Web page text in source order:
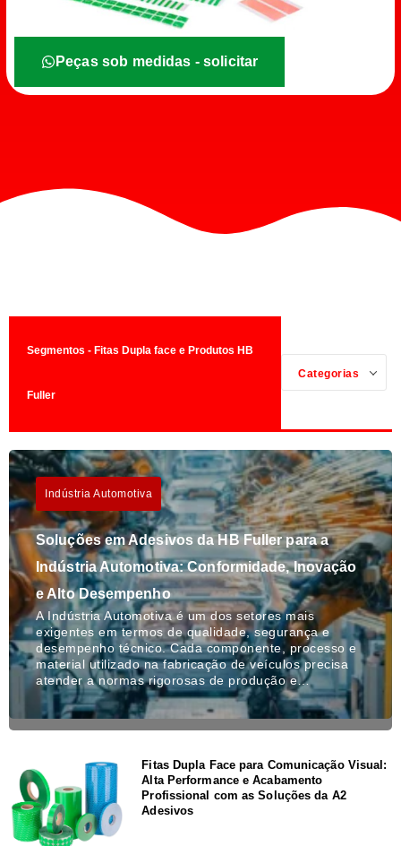
Peças sob medidas - solicitar
Segmentos - Fitas Dupla face e Produtos HB
Fuller
Categorias
Indústria Automotiva
Soluções em Adesivos da HB Fuller para a
Indústria Automotiva: Conformidade, Inovação
e Alto Desempenho
A Indústria Automotiva é um dos setores mais
exigentes em termos de qualidade, segurança e
desempenho técnico. Cada componente, processo e
material utilizado na fabricação de veículos precisa
atender a normas rigorosas de produção e…
Fitas Dupla Face para Comunicação Visual:
Alta Performance e Acabamento
Profissional com as Soluções da A2
Adesivos